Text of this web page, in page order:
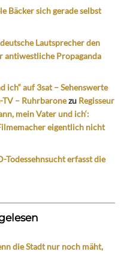
Bäcker sich gerade selbst
Lautsprecher den
antiwestliche Propaganda
ich“ auf 3sat – Sehenswerte
TV – Ruhrbaronezu Regisseur
mein Vater und ich‘:
eigentlich nicht
Todessehnsucht erfasst die
die Stadt nur noch mäht,